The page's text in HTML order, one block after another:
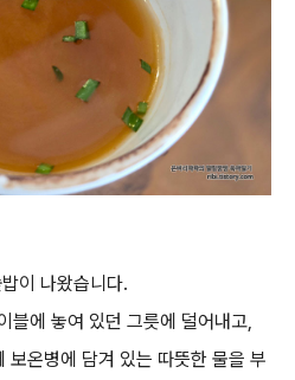
이 나왔습니다.
블에 놓여 있던 그릇에 덜어내고,
보온병에 담겨 있는 따뜻한 물을 부